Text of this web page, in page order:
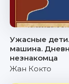
Ужасные
машина.
незнакомца
Жан Кокто